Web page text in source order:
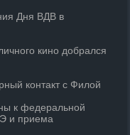
Дня ВДВ в
кино добрался
контакт с Филой
к федеральной
и приема